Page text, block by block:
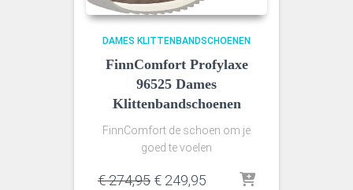
DAMES KLITTENBANDSCHOENEN
FinnComfort Profylaxe
96525 Dames
Klittenbandschoenen
FinnComfort de schoen om je
goed te voelen
€274,95 Oorspronkelijke
€ 249,95 Huidige